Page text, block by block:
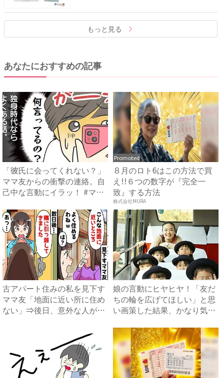
もっと見る
あなたにおすすめの記事
「彼氏に会ってくれない？」
ママ友からの衝撃の連絡。自
己中な言動にイラッ！ #マ
Promoted
８月のロト6はこの方法で買
え!!６つの数字が『完全一
致』する方法
株式会社MURA
古アパート住みの私を見下す
ママ友「地面に近い所に住め
ない」⇒後日、意外な人が引
娘の言動にヒヤヒヤ！「友だ
ちの輪を広げてほしい」と思
い画策した結果、かなり気ま